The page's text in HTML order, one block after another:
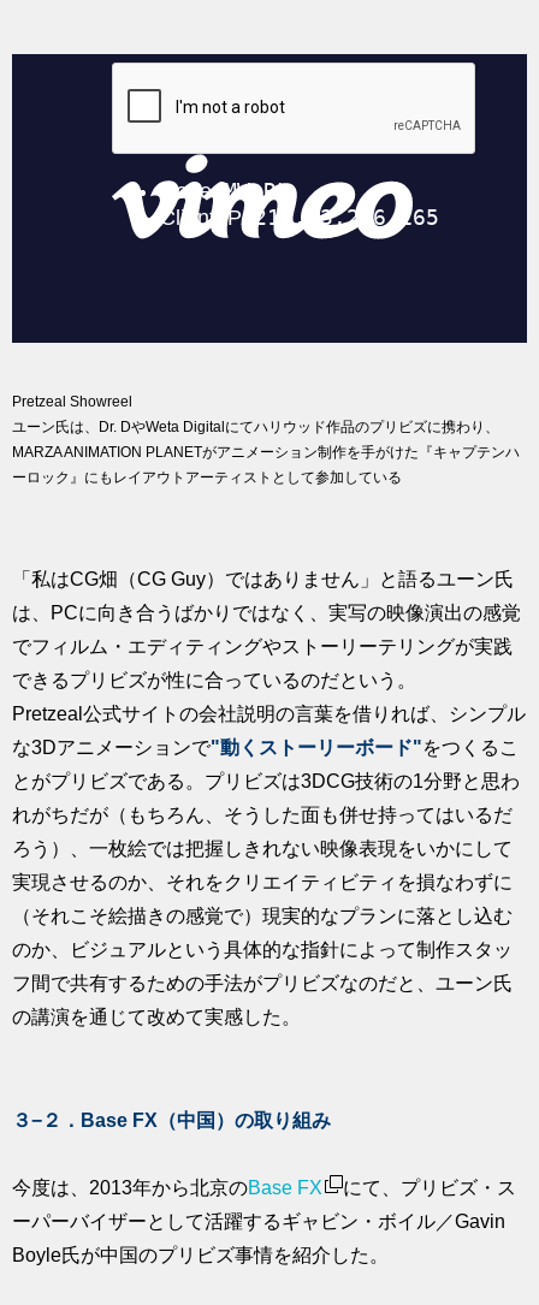
Pretzeal Showreel
ユーン氏は、Dr. DやWeta Digitalにてハリウッド作品のプリビズに携わり、
MARZA ANIMATION PLANETがアニメーション制作を手がけた『キャプテンハ
ーロック』にもレイアウトアーティストとして参加している
「私はCG畑（CG Guy）ではありません」と語るユーン氏
は、PCに向き合うばかりではなく、実写の映像演出の感覚
でフィルム・エディティングやストーリーテリングが実践
できるプリビズが性に合っているのだという。
Pretzeal公式サイトの会社説明の言葉を借りれば、シンプル
な3Dアニメーションで"動くストーリーボード"をつくるこ
とがプリビズである。プリビズは3DCG技術の1分野と思わ
れがちだが（もちろん、そうした面も併せ持ってはいるだ
ろう）、一枚絵では把握しきれない映像表現をいかにして
実現させるのか、それをクリエイティビティを損なわずに
（それこそ絵描きの感覚で）現実的なプランに落とし込む
のか、ビジュアルという具体的な指針によって制作スタッ
フ間で共有するための手法がプリビズなのだと、ユーン氏
の講演を通じて改めて実感した。
３−２．Base FX（中国）の取り組み
今度は、2013年から北京のBase FX
にて、プリビズ・ス
ーパーバイザーとして活躍するギャビン・ボイル／Gavin
Boyle氏が中国のプリビズ事情を紹介した。